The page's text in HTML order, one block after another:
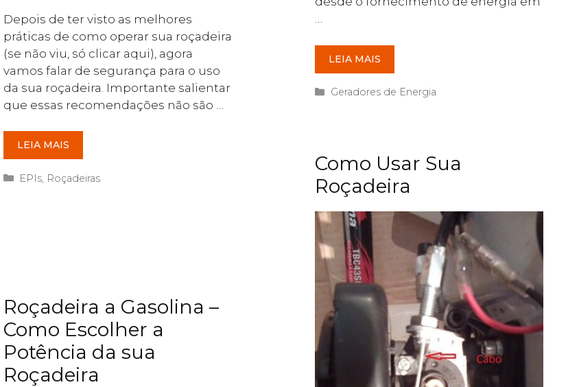
…
LEIA MAIS
Categorias
Geradores de Energia
Depois de ter visto as melhores
práticas de como operar sua roçadeira
(se não viu, só clicar aqui), agora
vamos falar de segurança para o uso
da sua roçadeira. Importante salientar
que essas recomendações não são …
LEIA MAIS
Categorias
EPIs, Roçadeiras
Como Usar Sua
Roçadeira
Roçadeira a Gasolina –
Como Escolher a
Potência da sua
Roçadeira